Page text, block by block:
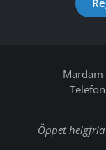
Mardam
Öppet